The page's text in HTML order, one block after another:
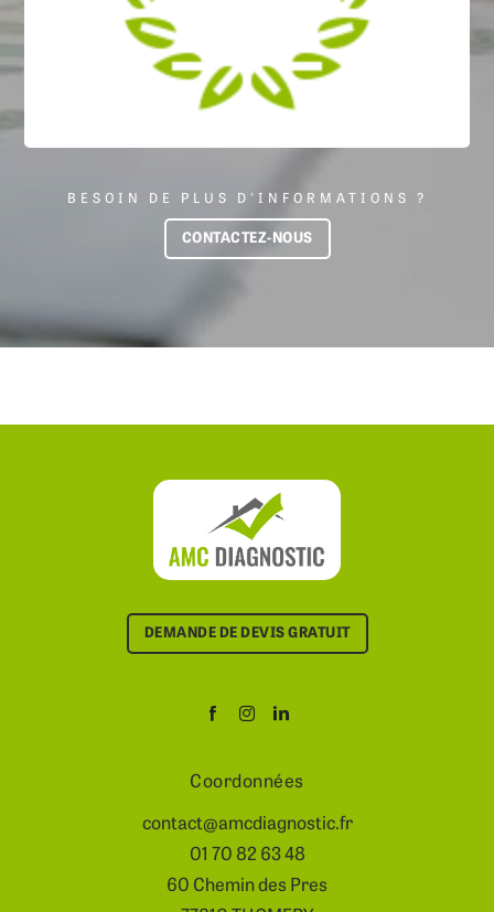
BESOIN DE PLUS D'INFORMATIONS ?
CONTACTEZ-NOUS
DEMANDE DE DEVIS GRATUIT
Coordonnées
contact@amcdiagnostic.fr
01 70 82 63 48
60 Chemin des Pres